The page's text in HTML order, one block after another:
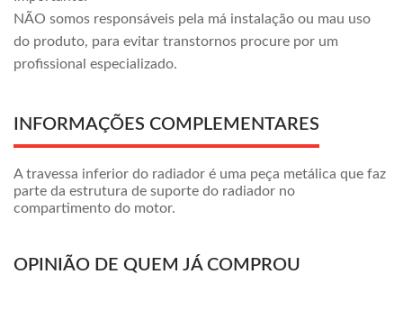
NÃO somos responsáveis pela má instalação ou mau uso
do produto, para evitar transtornos procure por um
profissional especializado.
INFORMAÇÕES COMPLEMENTARES
A travessa inferior do radiador é uma peça metálica que faz
parte da estrutura de suporte do radiador no
compartimento do motor.
OPINIÃO DE QUEM JÁ COMPROU